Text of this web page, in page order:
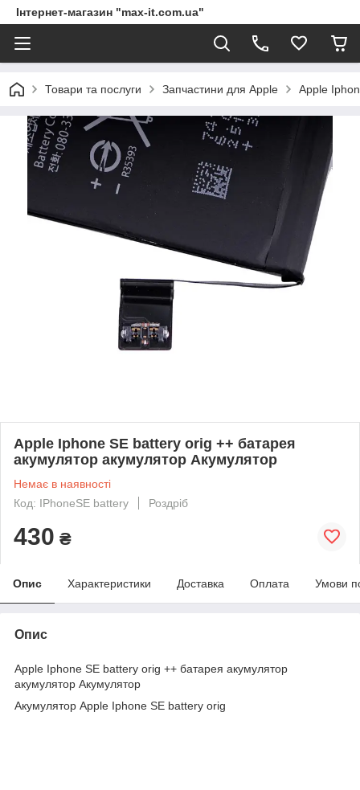
Інтернет-магазин "max-it.com.ua"
Товари та послуги Запчастини для Apple Apple
Apple Iphone SE battery orig ++ батарея
акумулятор акумулятор Акумулятор
Немає в наявності
Код: IPhoneSE battery
Роздріб
430 ₴
Опис Характеристики Доставка Оплата Умови
Опис
Apple Iphone SE battery orig ++ батарея акумулятор
акумулятор Акумулятор
Акумулятор Apple Iphone SE battery orig